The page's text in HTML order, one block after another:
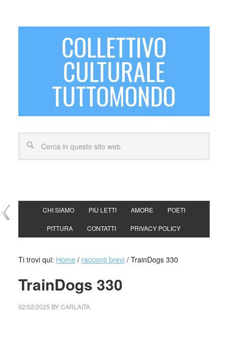
COLLETTIVO
CULTURALE
TUTTOMONDO
CHI SIAMO PIÙ LETTI AMORE POETI
PITTURA CONTATTI PRIVACY POLICY
Ti trovi qui: Home / racconti brevi /TrainDogs 330
TrainDogs 330
02/02/2025 BYCARLAITA